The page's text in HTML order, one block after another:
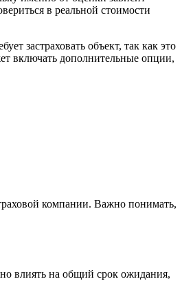
в реальной стоимости
застраховать объект, так как это
включать дополнительные опции,
компании. Важно понимать,
влиять на общий срок ожидания,